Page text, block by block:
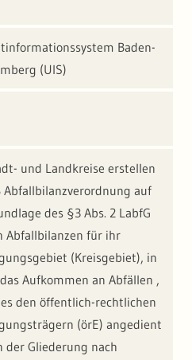
Baden-
(UIS)
und Landkreise erstellen
Abfallbilanzverordnung auf
des §3 Abs. 2 LabfG
Abfallbilanzen für ihr
(Kreisgebiet), in
Aufkommen an Abfällen ,
den öffentlich-rechtlichen
(örE) angedient
der Gliederung nach